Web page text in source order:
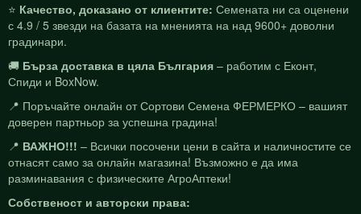
⭐ Качество, доказано от клиентите: Семената ни са оценени
с 4.9 / 5 звезди на базата на мненията на над 9600+ доволни
градинари.
🚚 Бърза доставка в цяла България – работим с Еконт,
Спиди и BoxNow.
📍 Поръчайте онлайн от Сортови Семена ФЕРМЕРКО – вашият
доверен партньор за успешна градина!
📍 ВАЖНО!!! – Всички посочени цени в сайта и наличностите се
отнасят само за онлайн магазина! Възможно е да има
разминавания с физическите АгроАптеки!
Собственост и авторски права: